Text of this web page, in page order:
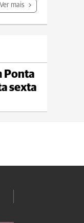
Ver mais
Ponta
sexta